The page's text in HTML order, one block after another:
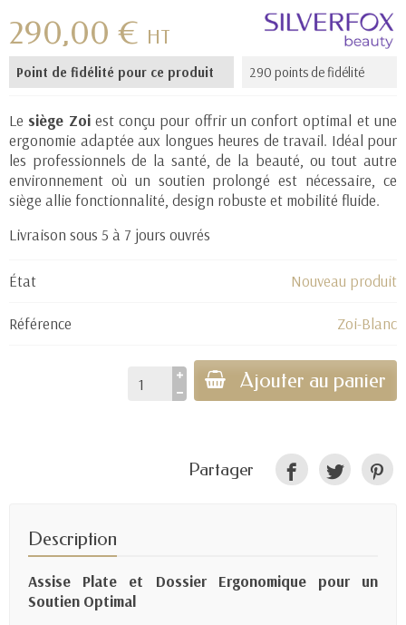
290,00 € HT
Point de fidélité pour ce produit 290 points de fidélité
Lesiège Zoiest conçu pour offrir un confort optimal et une
ergonomie adaptée aux longues heures de travail. Idéal pour
les professionnels de la santé, de la beauté, ou tout autre
environnement où un soutien prolongé est nécessaire, ce
siège allie fonctionnalité, design robuste et mobilité fluide.
Livraison sous 5 à 7 jours ouvrés
État Nouveau produit
Référence Zoi-Blanc
Ajouter au panier
Partager
Description
Assise Plate et Dossier Ergonomique pour un
Soutien Optimal